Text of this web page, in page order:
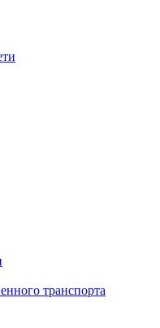
транспорта